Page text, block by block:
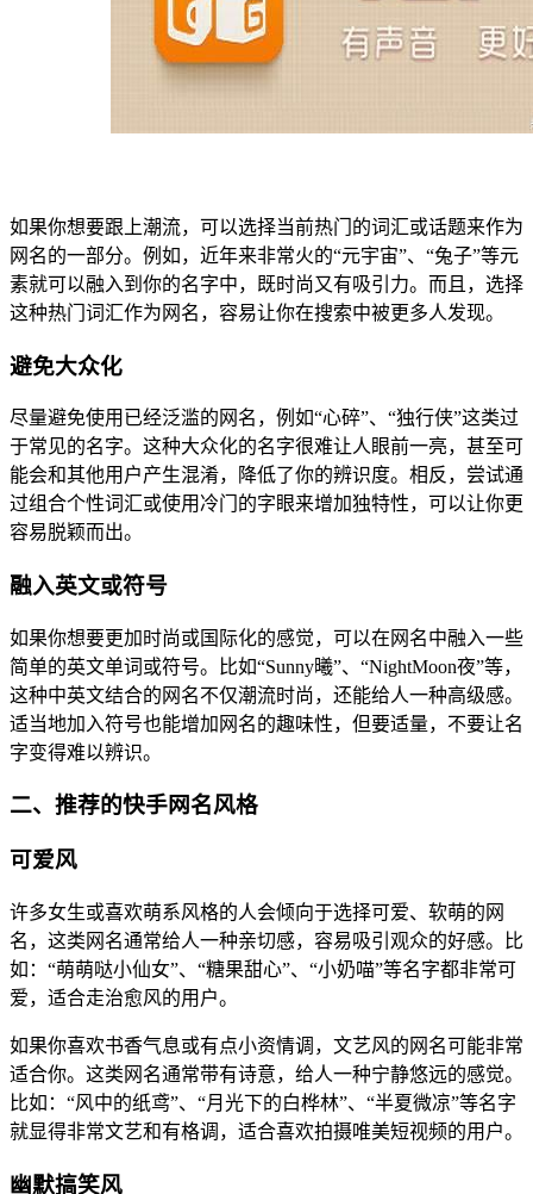
如果你想要跟上潮流，可以选择当前热门的词汇或话题来作为
网名的一部分。例如，近年来非常火的“元宇宙”、“兔子”等元
素就可以融入到你的名字中，既时尚又有吸引力。而且，选择
这种热门词汇作为网名，容易让你在搜索中被更多人发现。
避免大众化
尽量避免使用已经泛滥的网名，例如“心碎”、“独行侠”这类过
于常见的名字。这种大众化的名字很难让人眼前一亮，甚至可
能会和其他用户产生混淆，降低了你的辨识度。相反，尝试通
过组合个性词汇或使用冷门的字眼来增加独特性，可以让你更
容易脱颖而出。
融入英文或符号
如果你想要更加时尚或国际化的感觉，可以在网名中融入一些
简单的英文单词或符号。比如“Sunny曦”、“NightMoon夜”等，
这种中英文结合的网名不仅潮流时尚，还能给人一种高级感。
适当地加入符号也能增加网名的趣味性，但要适量，不要让名
字变得难以辨识。
二、推荐的快手网名风格
可爱风
许多女生或喜欢萌系风格的人会倾向于选择可爱、软萌的网
名，这类网名通常给人一种亲切感，容易吸引观众的好感。比
如：“萌萌哒小仙女”、“糖果甜心”、“小奶喵”等名字都非常可
爱，适合走治愈风的用户。
如果你喜欢书香气息或有点小资情调，文艺风的网名可能非常
适合你。这类网名通常带有诗意，给人一种宁静悠远的感觉。
比如：“风中的纸鸢”、“月光下的白桦林”、“半夏微凉”等名字
就显得非常文艺和有格调，适合喜欢拍摄唯美短视频的用户。
幽默搞笑风